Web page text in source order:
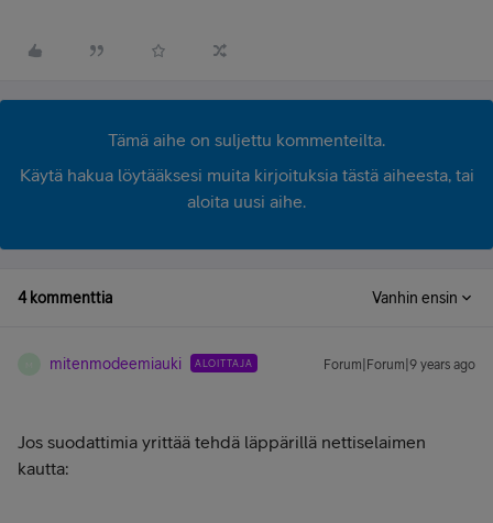
Tämä aihe on suljettu kommenteilta.
Käytä hakua löytääksesi muita kirjoituksia tästä aiheesta, tai
aloita uusi aihe.
4 kommenttia Vanhin ensin
mitenmodeemiauki ALOITTAJA Forum|Forum|9 years ago
Jos suodattimia yrittää tehdä läppärillä nettiselaimen
kautta: